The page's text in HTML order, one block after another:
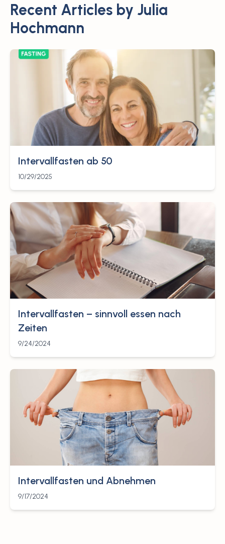
Recent Articles by Julia
Hochmann
Intervallfasten ab 50
10/29/2025
Intervallfasten – sinnvoll essen nach
Zeiten
9/24/2024
Intervallfasten und Abnehmen
9/17/2024